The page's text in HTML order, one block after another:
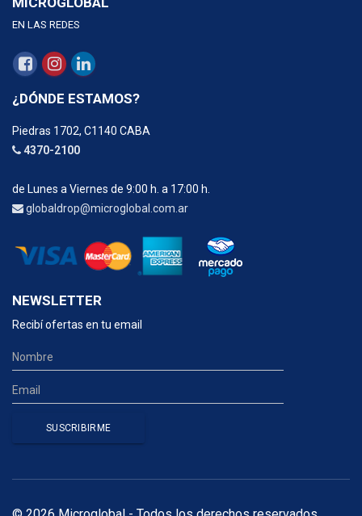
EN LAS REDES
¿DÓNDE ESTAMOS?
Piedras 1702, C1140 CABA
4370-2100
de Lunes a Viernes de 9:00 h. a 17:00 h.
globaldrop@microglobal.com.ar
NEWSLETTER
Recibí ofertas en tu email